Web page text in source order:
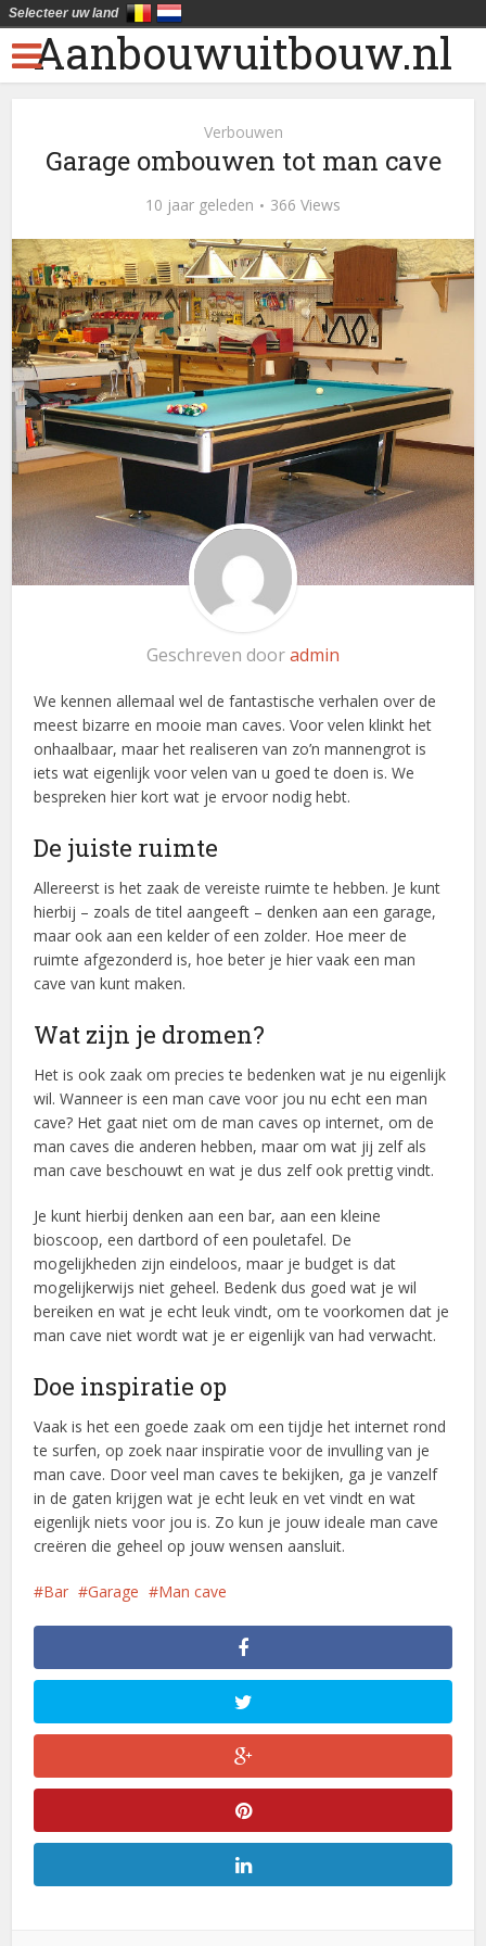
Aanbouwuitbouw.nl
Verbouwen
Garage ombouwen tot man cave
10 jaar geleden 366 Views
Geschreven dooradmin
We kennen allemaal wel de fantastische verhalen over de
meest bizarre en mooie man caves. Voor velen klinkt het
onhaalbaar, maar het realiseren van zo’n mannengrot is
iets wat eigenlijk voor velen van u goed te doen is. We
bespreken hier kort wat je ervoor nodig hebt.
De juiste ruimte
Allereerst is het zaak de vereiste ruimte te hebben. Je kunt
hierbij – zoals de titel aangeeft – denken aan een garage,
maar ook aan een kelder of een zolder. Hoe meer de
ruimte afgezonderd is, hoe beter je hier vaak een man
cave van kunt maken.
Wat zijn je dromen?
Het is ook zaak om precies te bedenken wat je nu eigenlijk
wil. Wanneer is een man cave voor jou nu echt een man
cave? Het gaat niet om de man caves op internet, om de
man caves die anderen hebben, maar om wat jij zelf als
man cave beschouwt en wat je dus zelf ook prettig vindt.
Je kunt hierbij denken aan een bar, aan een kleine
bioscoop, een dartbord of een pouletafel. De
mogelijkheden zijn eindeloos, maar je budget is dat
mogelijkerwijs niet geheel. Bedenk dus goed wat je wil
bereiken en wat je echt leuk vindt, om te voorkomen dat je
man cave niet wordt wat je er eigenlijk van had verwacht.
Doe inspiratie op
Vaak is het een goede zaak om een tijdje het internet rond
te surfen, op zoek naar inspiratie voor de invulling van je
man cave. Door veel man caves te bekijken, ga je vanzelf
in de gaten krijgen wat je echt leuk en vet vindt en wat
eigenlijk niets voor jou is. Zo kun je jouw ideale man cave
creëren die geheel op jouw wensen aansluit.
Bar Garage Man cave
Selecteer uw land